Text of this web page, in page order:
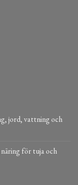
jord, vattning och
för tuja och